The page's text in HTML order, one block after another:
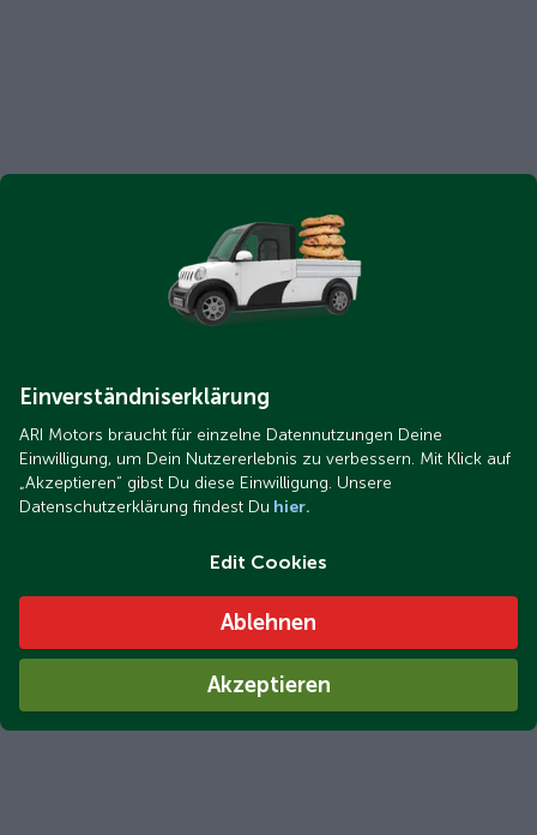
Einverständniserklärung
ARI Motors braucht für einzelne Datennutzungen Deine
Einwilligung, um Dein Nutzererlebnis zu verbessern. Mit Klick auf
„Akzeptieren“ gibst Du diese Einwilligung. Unsere
Datenschutzerklärung findest Du hier.
Edit Cookies
Ablehnen
Akzeptieren